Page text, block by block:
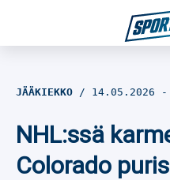
Jalkapallo
JÄÄKIEKKO 14.05.2026 -
NHL:ssä
Colorado